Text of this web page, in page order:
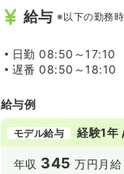
給与 ※以下の勤務
日勤 08:50～17:10
遅番 08:50～18:10
給与例
モデル給与 経験1年
年収 345 万円 月給